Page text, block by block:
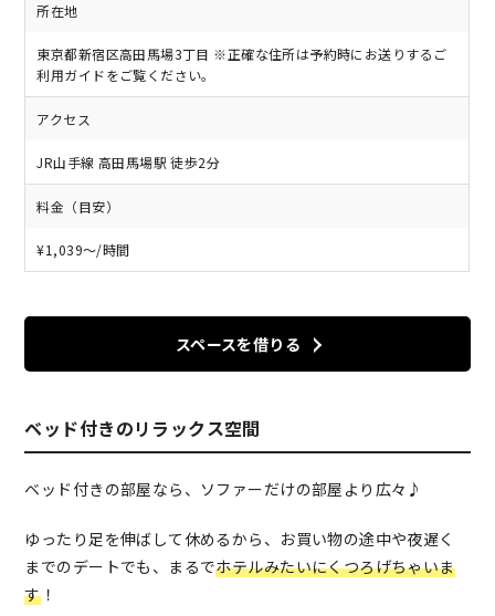
所在地
東京都新宿区高田馬場3丁目 ※正確な住所は予約時にお送りするご
利用ガイドをご覧ください。
アクセス
JR山手線 高田馬場駅 徒歩2分
料金（目安）
¥1,039〜/時間
スペースを借りる
ベッド付きのリラックス空間
ベッド付きの部屋なら、ソファーだけの部屋より広々♪
ゆったり足を伸ばして休めるから、お買い物の途中や夜遅く
までのデートでも、まるでホテルみたいにくつろげちゃいま
す！